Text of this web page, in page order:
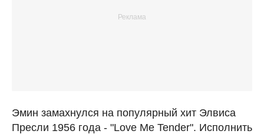
Эмин замахнулся на популярный хит Элвиса
Пресли 1956 года - "Love Me Tender". Исполнить